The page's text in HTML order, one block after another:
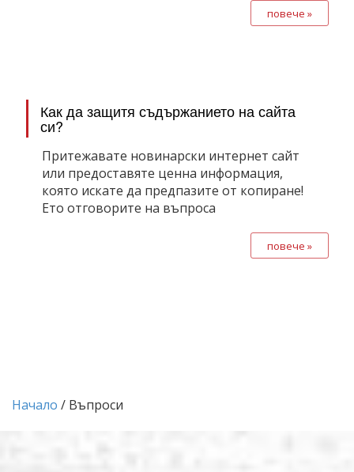
повече »
Как да защитя съдържанието на сайта
си?
Притежавате новинарски интернет сайт
или предоставяте ценна информация,
която искате да предпазите от копиране!
Ето отговорите на въпроса
повече »
Начало / Въпроси